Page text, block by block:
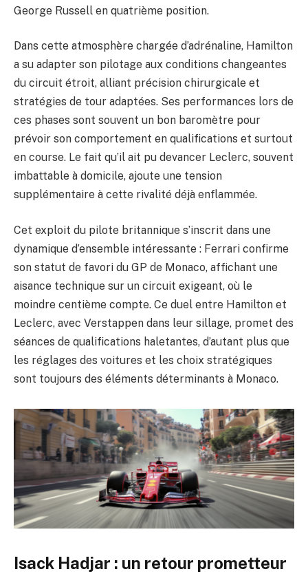
George Russell en quatrième position.
Dans cette atmosphère chargée d’adrénaline, Hamilton
a su adapter son pilotage aux conditions changeantes
du circuit étroit, alliant précision chirurgicale et
stratégies de tour adaptées. Ses performances lors de
ces phases sont souvent un bon baromètre pour
prévoir son comportement en qualifications et surtout
en course. Le fait qu’il ait pu devancer Leclerc, souvent
imbattable à domicile, ajoute une tension
supplémentaire à cette rivalité déjà enflammée.
Cet exploit du pilote britannique s’inscrit dans une
dynamique d’ensemble intéressante : Ferrari confirme
son statut de favori du GP de Monaco, affichant une
aisance technique sur un circuit exigeant, où le
moindre centième compte. Ce duel entre Hamilton et
Leclerc, avec Verstappen dans leur sillage, promet des
séances de qualifications haletantes, d’autant plus que
les réglages des voitures et les choix stratégiques
sont toujours des éléments déterminants à Monaco.
Isack Hadjar : un retour prometteur